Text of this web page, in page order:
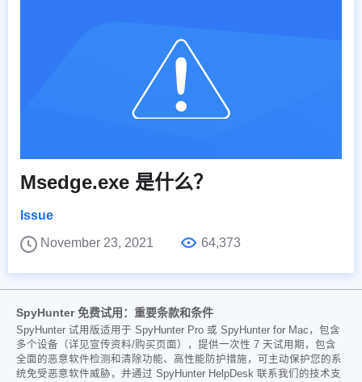
Msedge.exe 是什么？
Issue
November 23, 2021
64,373
SpyHunter 免费试用：重要条款和条件
SpyHunter 试用版适用于 SpyHunter Pro 或 SpyHunter for Mac，包含
多个设备（详见宣传资料/购买页面），提供一次性 7 天试用期，包含
全面的恶意软件检测和清除功能、高性能防护措施，可主动保护您的系
统免受恶意软件威胁，并通过 SpyHunter HelpDesk 联系我们的技术支